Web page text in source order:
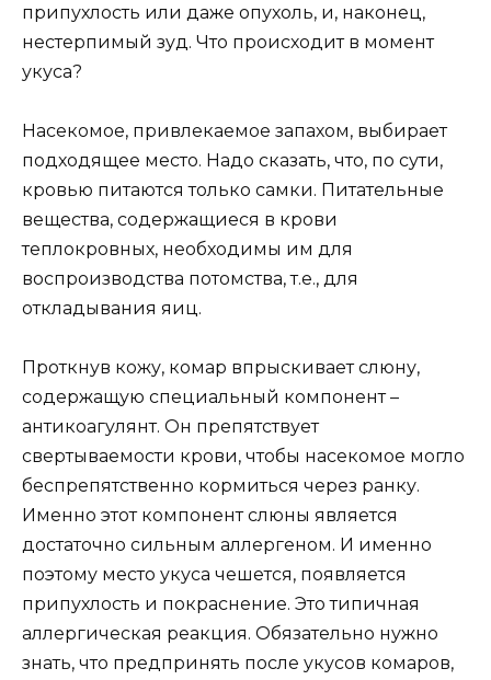
припухлость или даже опухоль, и, наконец,
нестерпимый зуд. Что происходит в момент
укуса?
Насекомое, привлекаемое запахом, выбирает
подходящее место. Надо сказать, что, по сути,
кровью питаются только самки. Питательные
вещества, содержащиеся в крови
теплокровных, необходимы им для
воспроизводства потомства, т.е., для
откладывания яиц.
Проткнув кожу, комар впрыскивает слюну,
содержащую специальный компонент –
антикоагулянт. Он препятствует
свертываемости крови, чтобы насекомое могло
беспрепятственно кормиться через ранку.
Именно этот компонент слюны является
достаточно сильным аллергеном. И именно
поэтому место укуса чешется, появляется
припухлость и покраснение. Это типичная
аллергическая реакция. Обязательно нужно
знать, что предпринять после укусов комаров,